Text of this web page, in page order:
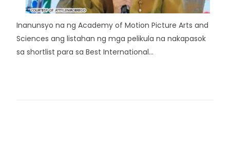
Inanunsyo na ng Academy of Motion Picture Arts and
Sciences ang listahan ng mga pelikula na nakapasok
sa shortlist para sa Best International...